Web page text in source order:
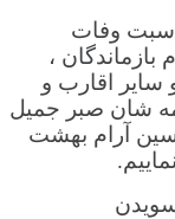
وفات
،
سایر اقارب و
شان صبر جمیل
آرام بهشت